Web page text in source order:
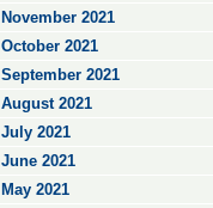
November 2021
October 2021
September 2021
August 2021
July 2021
June 2021
May 2021